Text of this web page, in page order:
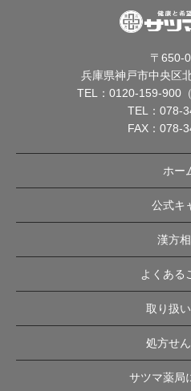
〒650-
兵庫県神戸市中央区
TEL： 0120-159-900
TEL： 078-
FAX：078-
ホー
公式キ
漢方
よくある
取り扱
処方せ
サツマ薬局